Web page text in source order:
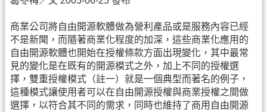
商業公司將自由開源軟體做為營利產品或是服務內容已經
不是新聞，而隨著商業化程度的加深，這些商業化應用的
自由開源軟體也開始在授權條款方面出現變化，其中最常
見的變化是在既有的開源模式之外，加上不同的授權選
擇，雙重授權模式（註一）就是一個典型而著名的例子，
這種模式讓使用者可以在自由開源授權與商業授權之間做
選擇，以符合其不同的需求，同時也維持了商用自由開源